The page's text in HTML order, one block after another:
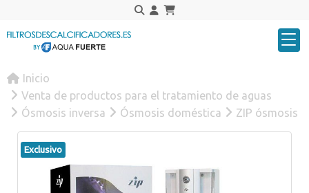
Inicio
Venta de productos para el tratamiento de aguas
Ósmosis inversa
Ósmosis doméstica ZIP ósmosis
Exclusivo